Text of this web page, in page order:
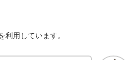
利用しています。